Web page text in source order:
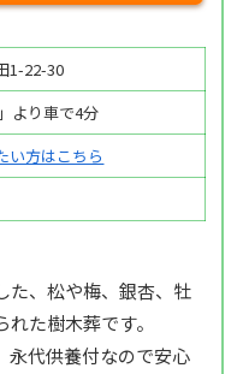
1-22-30
より車で4分
い方はこちら
た、松や梅、銀杏、牡
た樹木葬です。
永代供養付なので安心